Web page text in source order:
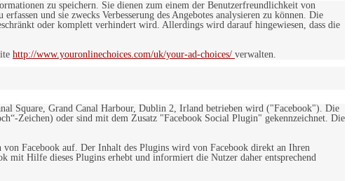
zu speichern. Sie dienen zum einem der Benutzerfreundlichkeit von
und sie zwecks Verbesserung des Angebotes analysieren zu können. Die
oder komplett verhindert wird. Allerdings wird darauf hingewiesen, dass die
http://www.youronlinechoices.com/uk/your-ad-choices/ verwalten.
Square, Grand Canal Harbour, Dublin 2, Irland betrieben wird ("Facebook"). Die
Zeichen) oder sind mit dem Zusatz "Facebook Social Plugin" gekennzeichnet. Die
Facebook auf. Der Inhalt des Plugins wird von Facebook direkt an Ihren
mit Hilfe dieses Plugins erhebt und informiert die Nutzer daher entsprechend